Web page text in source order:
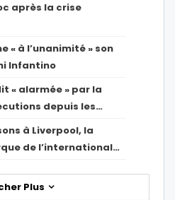
après la crise
« à l’unanimité » son
Infantino
« alarmée » par la
depuis les…
à Liverpool, la
de l’international…
Plus